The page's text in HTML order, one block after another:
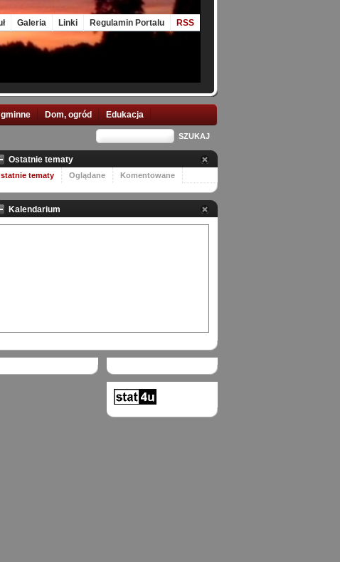
Galeria Linki Regulamin Portalu RSS
Dom, ogród Edukacja
Ostatnie tematy
tematy Oglądane Komentowane
Kalendarium